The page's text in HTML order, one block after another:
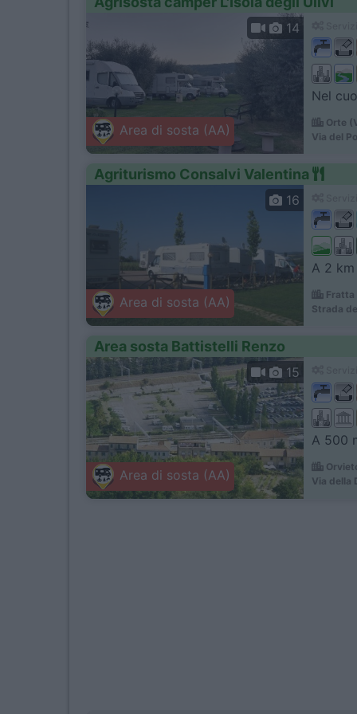
Area di sosta (AA)
14
Nel
Orte
Via del
Agriturismo Consalvi Valentina
Area di sosta (AA)
16
A 2
Fratta
Strada
Area sosta Battistelli Renzo
Area di sosta (AA)
15
A 500
Via della